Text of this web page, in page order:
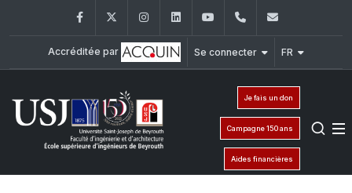
FacebookTwitter InstagramLinkedInYouTube+961 (1) 421 317
Accréditée par Se connecter FR
Je fais un don
Campagne 150 ans
Aides financières